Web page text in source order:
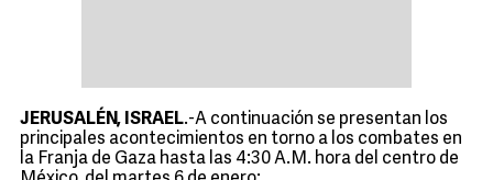
JERUSALÉN, ISRAEL.-A continuación se presentan los
principales acontecimientos en torno a los combates en
la Franja de Gaza hasta las 4:30 A.M. hora del centro de